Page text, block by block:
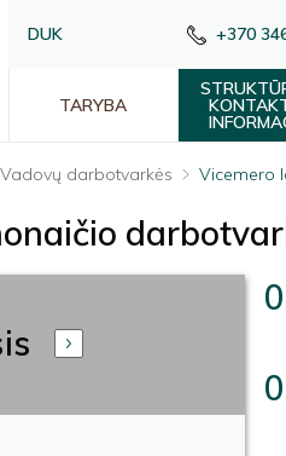
DUK +370
TARYBA
Vadovų darbotvarkės Vicemero